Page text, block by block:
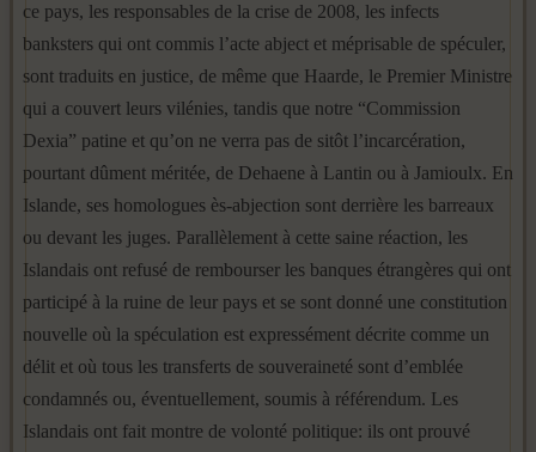
ce pays, les responsables de la crise de 2008, les infects
banksters qui ont commis l’acte abject et méprisable de spéculer,
sont traduits en justice, de même que Haarde, le Premier Ministre
qui a couvert leurs vilénies, tandis que notre “Commission
Dexia” patine et qu’on ne verra pas de sitôt l’incarcération,
pourtant dûment méritée, de Dehaene à Lantin ou à Jamioulx. En
Islande, ses homologues ès-abjection sont derrière les barreaux
ou devant les juges. Parallèlement à cette saine réaction, les
Islandais ont refusé de rembourser les banques étrangères qui ont
participé à la ruine de leur pays et se sont donné une constitution
nouvelle où la spéculation est expressément décrite comme un
délit et où tous les transferts de souveraineté sont d’emblée
condamnés ou, éventuellement, soumis à référendum. Les
Islandais ont fait montre de volonté politique: ils ont prouvé